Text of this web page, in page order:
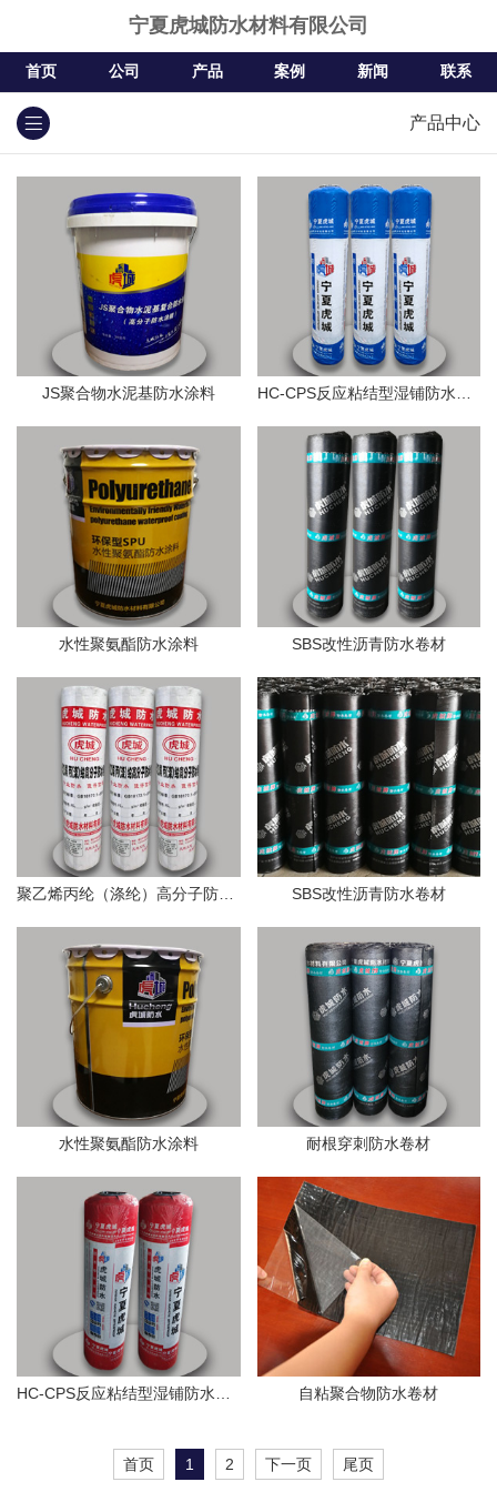
宁夏虎城防水材料有限公司
首页 公司 产品 案例 新闻 联系
产品中心
JS聚合物水泥基防水涂料 HC-CPS反应粘结型湿铺防水卷材
水性聚氨酯防水涂料 SBS改性沥青防水卷材
SBS改性沥青防水卷材
水性聚氨酯防水涂料 耐根穿刺防水卷材
HC-CPS反应粘结型湿铺防水卷材 自粘聚合物防水卷材
首页 1 2 下一页 尾页